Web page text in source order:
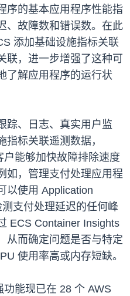
序的基本应用程序性能指
、故障数和错误数。在此
添加基础设施指标关联
联，进一步增强了这种可
了解应用程序的运行状
踪、日志、真实用户监
标关联遥测数据，
能够加快故障排除速度
如，管理支付处理应用程
以使用 Application
支付处理延迟的任何峰
ECS Container Insights
从而确定问题是否与特定
使用率高或内存短缺。
能现已在 28 个 AWS